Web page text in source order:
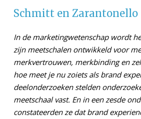
Schmitt en Zarantonello
In de marketingwetenschap wordt
zijn meetschalen ontwikkeld voor
merkvertrouwen, merkbinding en
hoe meet je nu zoiets als brand
deelonderzoeken stelden
meetschaal vast. En in een zesde
constateerden ze dat brand